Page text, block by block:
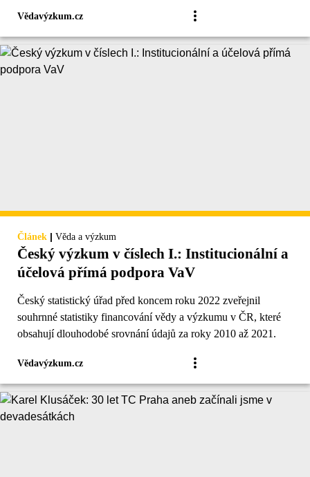
Vědavýzkum.cz
Článek | Věda a výzkum
Český výzkum v číslech I.: Institucionální a
účelová přímá podpora VaV
Český statistický úřad před koncem roku 2022 zveřejnil
souhrnné statistiky financování vědy a výzkumu v ČR, které
obsahují dlouhodobé srovnání údajů za roky 2010 až 2021.
Vědavýzkum.cz